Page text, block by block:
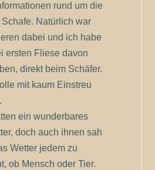
rund um die
Natürlich war
dabei und ich habe
ersten Fliese davon
direkt beim Schäfer.
mit kaum Einstreu
ein wunderbares
doch auch ihnen sah
Wetter jedem zu
ob Mensch oder Tier.